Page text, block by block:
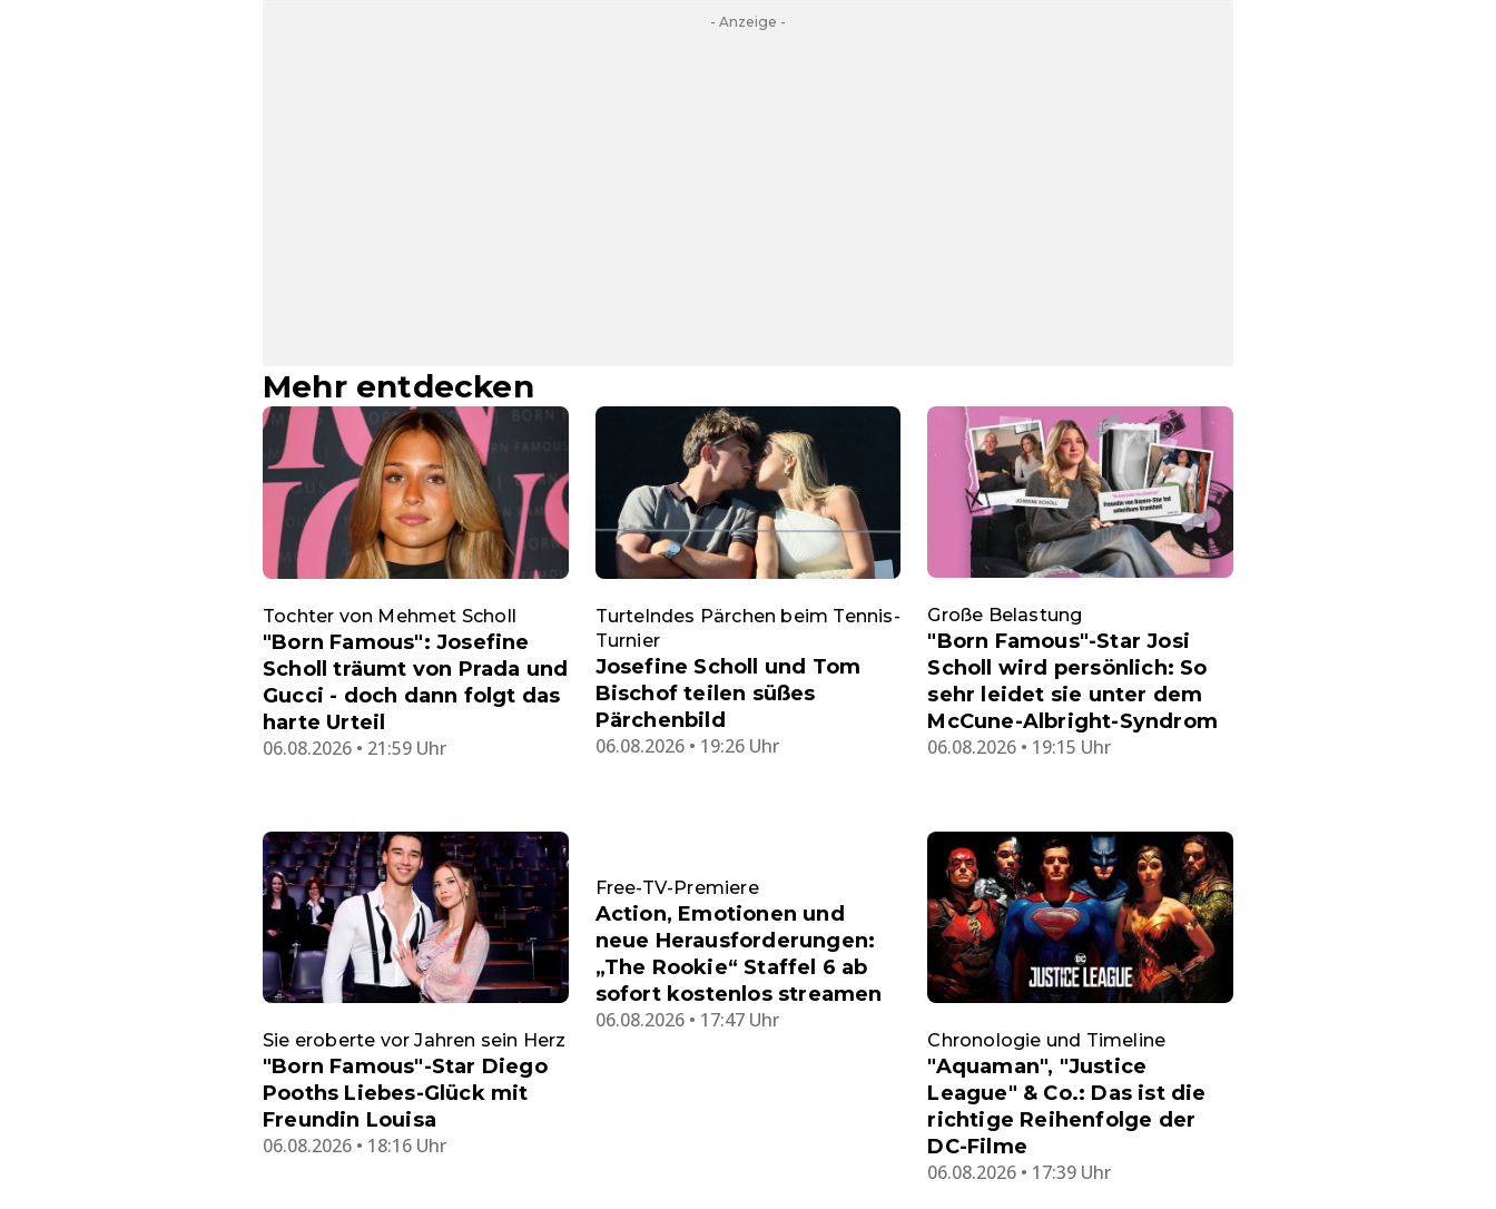
- Anzeige -
Mehr entdecken
Tochter von Mehmet Scholl
"Born Famous": Josefine
Scholl träumt von Prada und
Gucci - doch dann folgt das
harte Urteil
06.08.2026 • 21:59 Uhr
Turtelndes Pärchen beim Tennis-
Turnier
Josefine Scholl und Tom
Bischof teilen süßes
Pärchenbild
06.08.2026 • 19:26 Uhr
Große Belastung
"Born Famous"-Star Josi
Scholl wird persönlich: So
sehr leidet sie unter dem
McCune-Albright-Syndrom
06.08.2026 • 19:15 Uhr
Sie eroberte vor Jahren sein Herz
"Born Famous"-Star Diego
Pooths Liebes-Glück mit
Freundin Louisa
06.08.2026 • 18:16 Uhr
Free-TV-Premiere
Action, Emotionen und
neue Herausforderungen:
„The Rookie“ Staffel 6 ab
sofort kostenlos streamen
06.08.2026 • 17:47 Uhr
Chronologie und Timeline
"Aquaman", "Justice
League" & Co.: Das ist die
richtige Reihenfolge der
DC-Filme
06.08.2026 • 17:39 Uhr